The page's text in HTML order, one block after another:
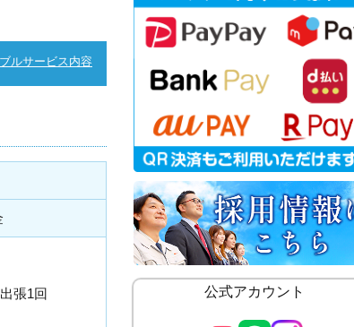
ルサービス内容
張1回 公式アカウント